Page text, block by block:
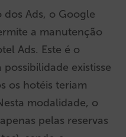
Ads, o Google
a manutenção
Ads. Este é o
existisse
os hotéis teriam
modalidade, o
pelas reservas